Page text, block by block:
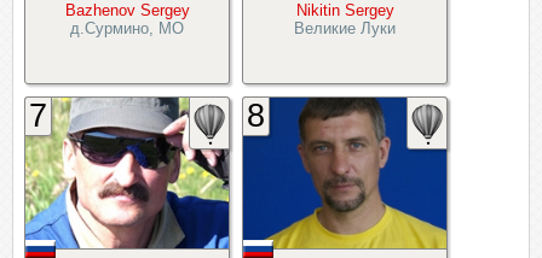
Bazhenov Sergey
д.Сурмино, МО
Nikitin Sergey
Великие Луки
7 8